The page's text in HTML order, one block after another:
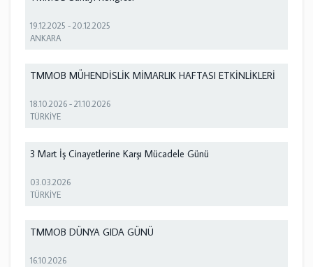
19.12.2025 -20.12.2025
ANKARA
TMMOB MÜHENDİSLİK MİMARLIK HAFTASI ETKİNLİKLERİ
18.10.2026 -21.10.2026
TÜRKİYE
3 Mart İş Cinayetlerine Karşı Mücadele Günü
03.03.2026
TÜRKİYE
TMMOB DÜNYA GIDA GÜNÜ
16.10.2026